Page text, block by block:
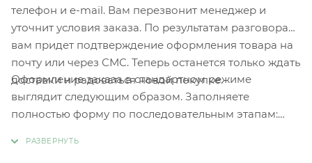
телефон и e-mail. Вам перезвонит менеджер и
уточнит условия заказа. По результатам разговора
вам придет подтверждение оформления товара на
почту или через СМС. Теперь останется только ждать
доставки и радоваться новой покупке.
Оформление заказа в стандартном режиме
выглядит следующим образом. Заполняете
полностью форму по последовательным этапам: